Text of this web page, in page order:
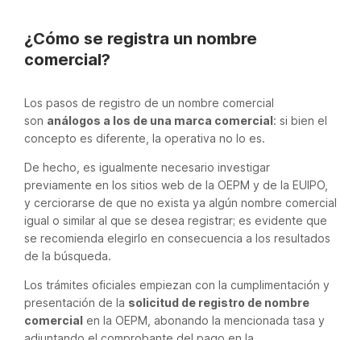
¿Cómo se registra un nombre
comercial?
Los pasos de registro de un nombre comercial
son análogos a los de una marca comercial: si bien el
concepto es diferente, la operativa no lo es.
De hecho, es igualmente necesario investigar
previamente en los sitios web de la OEPM y de la EUIPO,
y cerciorarse de que no exista ya algún nombre comercial
igual o similar al que se desea registrar; es evidente que
se recomienda elegirlo en consecuencia a los resultados
de la búsqueda.
Los trámites oficiales empiezan con la cumplimentación y
presentación de la solicitud de registro de nombre
comercial en la OEPM, abonando la mencionada tasa y